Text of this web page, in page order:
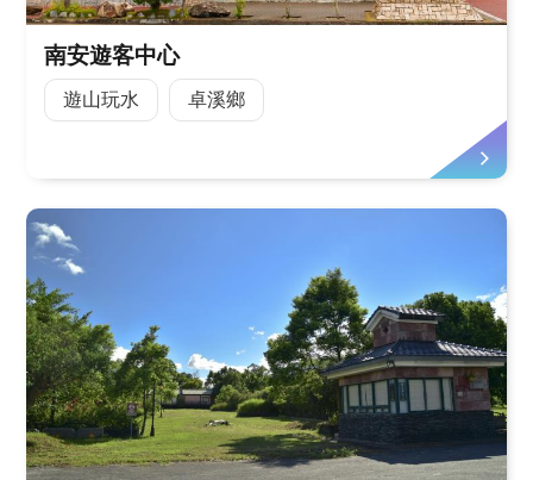
南安遊客中心
遊山玩水 卓溪鄉